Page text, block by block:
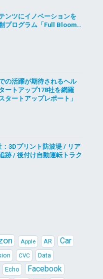
ンツにイノベーションを
プログラム「Full Bloom…
の活躍が期待されるヘル
ートアップ178社を網羅
タートアップレポート」
3Dプリント防波堤 / リア
跡 / 後付け自動運転トラク
Apple AR Car
CVC
Data
Echo
Facebook